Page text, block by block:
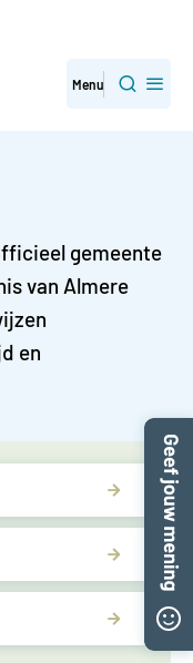
Menu Zoeken
gemeente
van Almere
en